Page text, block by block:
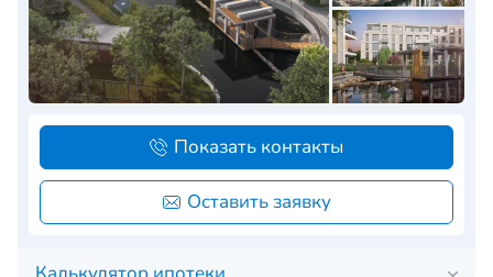
Оставить заявку
Показать контакты